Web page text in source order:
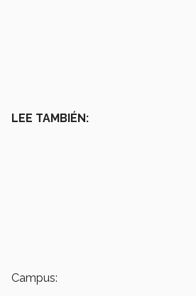
LEE TAMBIÉN:
Campus: